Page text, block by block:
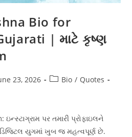
Bio for
| માટે કૃષ્ણ
23, 2026
PostBio / Quotes
પર તમારી પ્રોફાઇલને
યુગમાં ખુબ જ મહત્વપૂર્ણ છે.